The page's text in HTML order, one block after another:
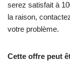
serez satisfait à
la raison,
votre problème.
Cette offre peut